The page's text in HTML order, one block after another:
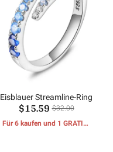
Eisblauer Streamline-Ring
$15.59 $32.00
Für 6 kaufen und 1 GRATIS-